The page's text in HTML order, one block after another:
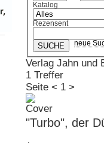
Katalog
Rezensent
neue
Verlag Jahn und
1 Treffer
Seite < 1 >
"Turbo", der